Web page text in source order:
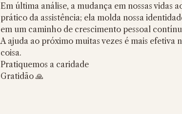
Em última análise, a mudança em nossas vidas
prático da assistência; ela molda nossa
em um caminho de crescimento pessoal
A ajuda ao próximo muitas vezes é mais
coisa.
Pratiquemos a caridade
Gratidão 🙏